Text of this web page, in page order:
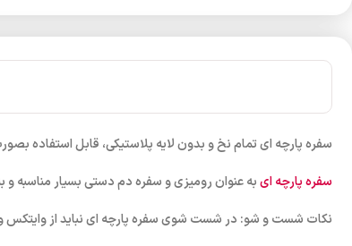
سفره پارچه ای تمام نخ و بدون لایه پلاستیکی، قابل استفاده
سفره پارچه ایبه عنوان رومیزی و سفره دم دستی بسیار مناسبه
نکات شست و شو: در شست شوی سفره پارچه ای نباید از وایتکس و